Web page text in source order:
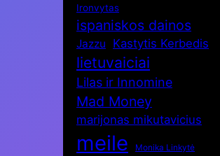
Ironvytas
ispaniskos dainos
Jazzu Kastytis Kerbedis
lietuvaiciai
Lilas ir Innomine
Mad Money
marijonas mikutavicius
meile Monika Linkytė